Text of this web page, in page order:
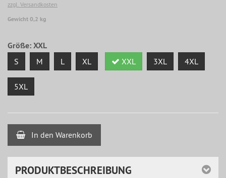
zzgl. Versandkosten
Gewicht 0,2 kg
Größe:XXL
S M L XL XXL 3XL 4XL
5XL
In den Warenkorb
PRODUKTBESCHREIBUNG